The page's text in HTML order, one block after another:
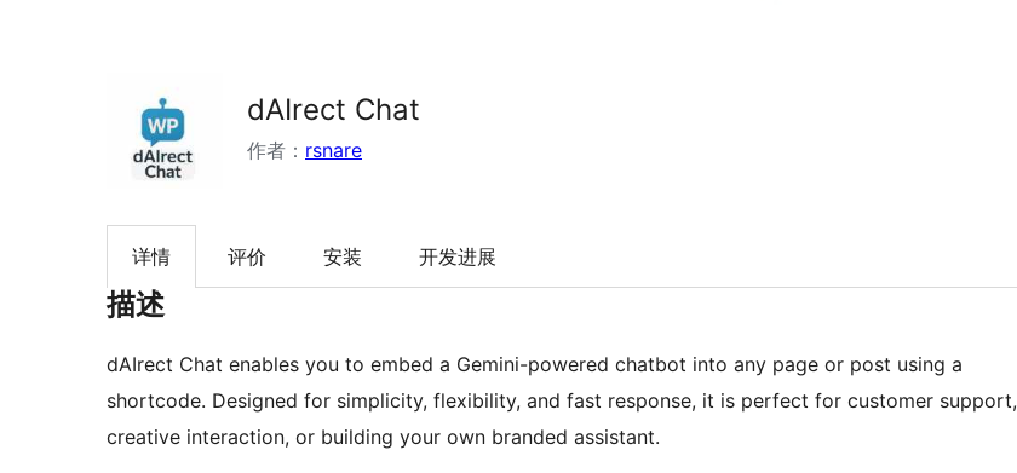
dAIrect Chat
作者： rsnare
详情 评价 安装 开发进展
描述
dAIrect Chat enables you to embed a Gemini-powered chatbot into any page or post using a
shortcode. Designed for simplicity, flexibility, and fast response, it is perfect for customer support,
creative interaction, or building your own branded assistant.